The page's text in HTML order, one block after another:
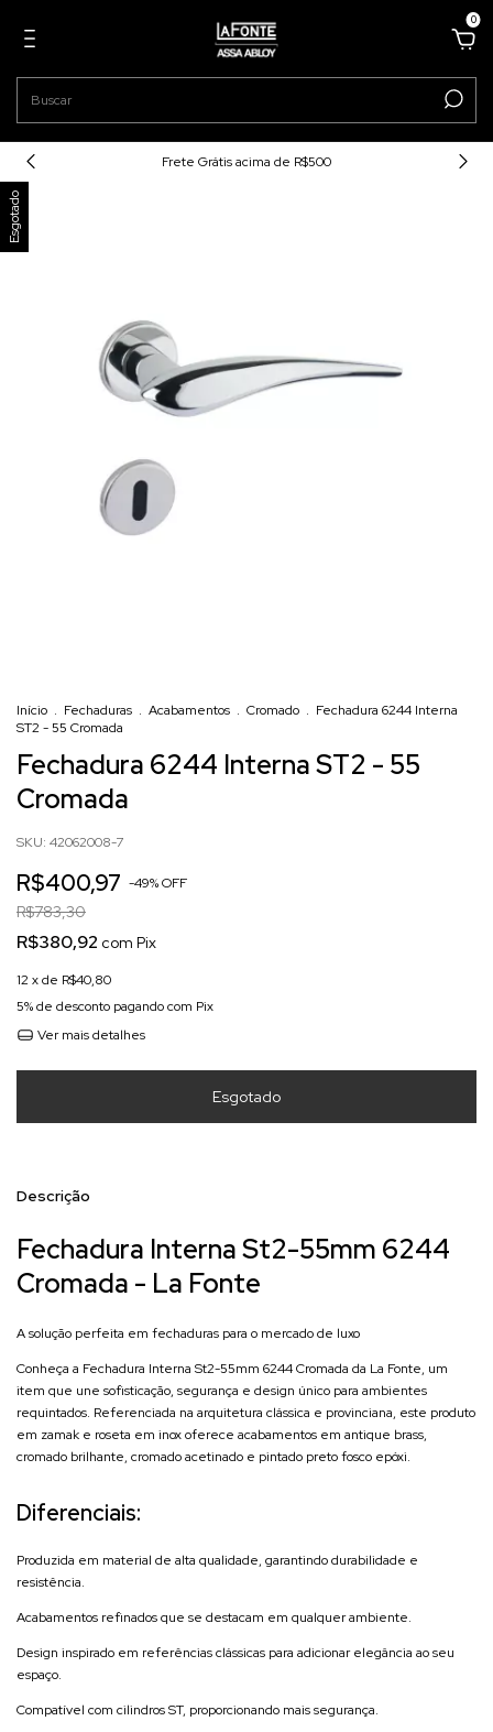
0
Frete Grátis acima de R$500
Esgotado
Início . Fechaduras . Acabamentos . Cromado . Fechadura 6244 Interna
ST2 - 55 Cromada
Fechadura 6244 Interna ST2 - 55
Cromada
SKU: 42062008-7
R$400,97 -49% OFF
R$783,30
R$380,92 com Pix
12 x de R$40,80
5% de desconto pagando com Pix
Ver mais detalhes
Descrição
Fechadura Interna St2-55mm 6244
Cromada - La Fonte
A solução perfeita em fechaduras para o mercado de luxo
Conheça a Fechadura Interna St2-55mm 6244 Cromada da La Fonte, um
item que une sofisticação, segurança e design único para ambientes
requintados. Referenciada na arquitetura clássica e provinciana, este produto
em zamak e roseta em inox oferece acabamentos em antique brass,
cromado brilhante, cromado acetinado e pintado preto fosco epóxi.
Diferenciais:
Produzida em material de alta qualidade, garantindo durabilidade e
resistência.
Acabamentos refinados que se destacam em qualquer ambiente.
Design inspirado em referências clássicas para adicionar elegância ao seu
espaço.
Compatível com cilindros ST, proporcionando mais segurança.